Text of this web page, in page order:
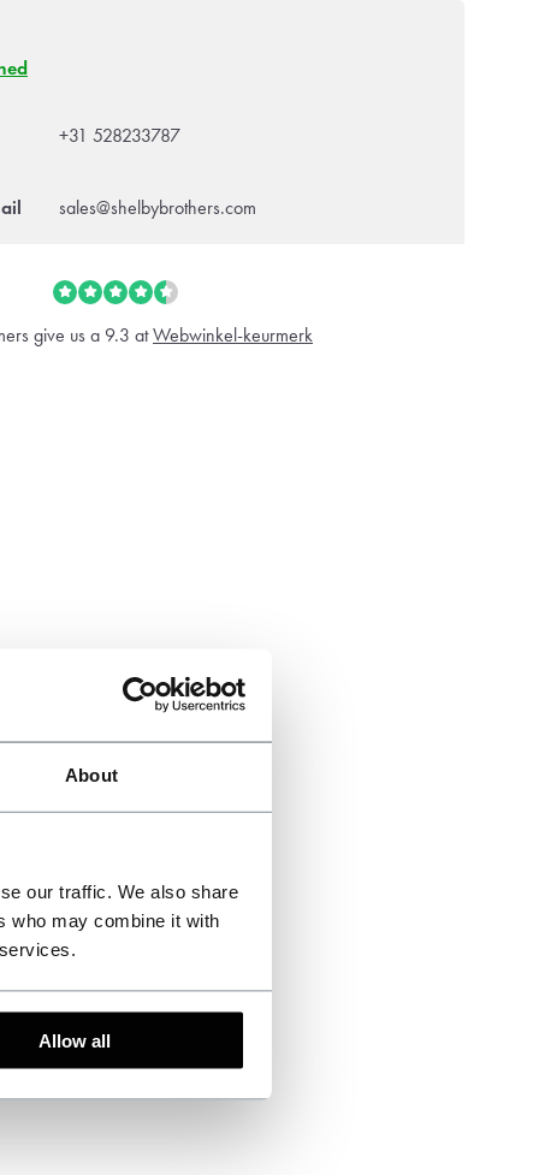
About
our traffic. We also share
who may combine it with
Allow all
+31 528233787
sales@shelbybrothers.com
give us a 9.3 atWebwinkel-keurmerk